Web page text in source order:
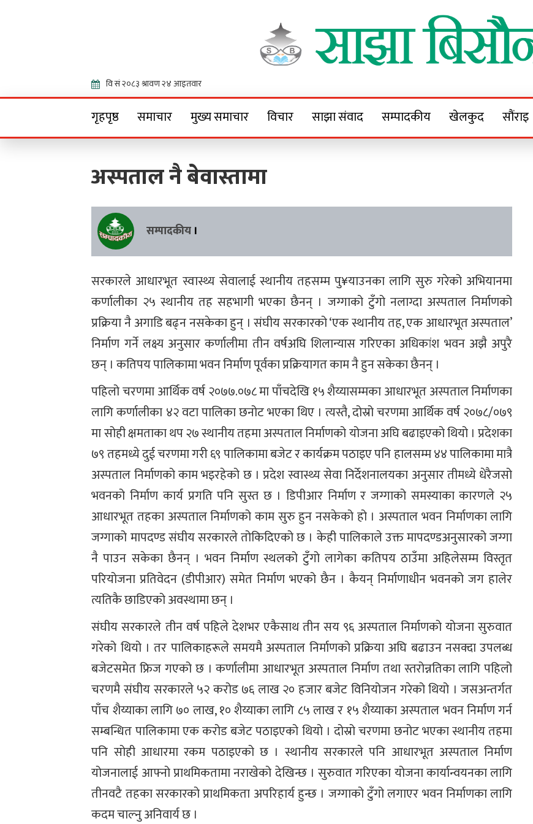
Sajha Bisaunee
गृहपृष्ठ समाचार मुख्य समाचार विचार साझा संवाद सम्पादकीय खेलकुद सौंराइ
अस्पताल नै बेवास्तामा
सम्पादकीय ।
सरकारले आधारभूत स्वास्थ्य सेवालाई स्थानीय तहसम्म पु¥याउनका लागि सुरु गरेको अभियानमा
कर्णालीका २५ स्थानीय तह सहभागी भएका छैनन् । जग्गाको टुँगो नलाग्दा अस्पताल निर्माणको
प्रक्रिया नै अगाडि बढ्न नसकेका हुन् । संघीय सरकारको ‘एक स्थानीय तह, एक आधारभूत अस्पताल’
निर्माण गर्ने लक्ष्य अनुसार कर्णालीमा तीन वर्षअघि शिलान्यास गरिएका अधिकांश भवन अझै अपुरै
छन् । कतिपय पालिकामा भवन निर्माण पूर्वका प्रक्रियागत काम नै हुन सकेका छैनन् ।
पहिलो चरणमा आर्थिक वर्ष २०७७.०७८ मा पाँचदेखि १५ शैय्यासम्मका आधारभूत अस्पताल निर्माणका
लागि कर्णालीका ४२ वटा पालिका छनोट भएका थिए । त्यस्तै, दोस्रो चरणमा आर्थिक वर्ष २०७८/०७९
मा सोही क्षमताका थप २७ स्थानीय तहमा अस्पताल निर्माणको योजना अघि बढाइएको थियो । प्रदेशका
७९ तहमध्ये दुई चरणमा गरी ६९ पालिकामा बजेट र कार्यक्रम पठाइए पनि हालसम्म ४४ पालिकामा मात्रै
अस्पताल निर्माणको काम भइरहेको छ । प्रदेश स्वास्थ्य सेवा निर्देशनालयका अनुसार तीमध्ये धेरैजसो
भवनको निर्माण कार्य प्रगति पनि सुस्त छ । डिपीआर निर्माण र जग्गाको समस्याका कारणले २५
आधारभूत तहका अस्पताल निर्माणको काम सुरु हुन नसकेको हो । अस्पताल भवन निर्माणका लागि
जग्गाको मापदण्ड संघीय सरकारले तोकिदिएको छ । केही पालिकाले उक्त मापदण्डअनुसारको जग्गा
नै पाउन सकेका छैनन् । भवन निर्माण स्थलको टुँगो लागेका कतिपय ठाउँमा अहिलेसम्म विस्तृत
परियोजना प्रतिवेदन (डीपीआर) समेत निर्माण भएको छैन । कैयन् निर्माणाधीन भवनको जग हालेर
त्यतिकै छाडिएको अवस्थामा छन् ।
संघीय सरकारले तीन वर्ष पहिले देशभर एकैसाथ तीन सय ९६ अस्पताल निर्माणको योजना सुरुवात
गरेको थियो । तर पालिकाहरूले समयमै अस्पताल निर्माणको प्रक्रिया अघि बढाउन नसक्दा उपलब्ध
बजेटसमेत फ्रिज गएको छ । कर्णालीमा आधारभूत अस्पताल निर्माण तथा स्तरोन्नतिका लागि पहिलो
चरणमै संघीय सरकारले ५२ करोड ७६ लाख २० हजार बजेट विनियोजन गरेको थियो । जसअन्तर्गत
पाँच शैय्याका लागि ७० लाख, १० शैय्याका लागि ८५ लाख र १५ शैय्याका अस्पताल भवन निर्माण गर्न
सम्बन्धित पालिकामा एक करोड बजेट पठाइएको थियो । दोस्रो चरणमा छनोट भएका स्थानीय तहमा
पनि सोही आधारमा रकम पठाइएको छ । स्थानीय सरकारले पनि आधारभूत अस्पताल निर्माण
योजनालाई आफ्नो प्राथमिकतामा नराखेको देखिन्छ । सुरुवात गरिएका योजना कार्यान्वयनका लागि
तीनवटै तहका सरकारको प्राथमिकता अपरिहार्य हुन्छ । जग्गाको टुँगो लगाएर भवन निर्माणका लागि
कदम चाल्नु अनिवार्य छ ।